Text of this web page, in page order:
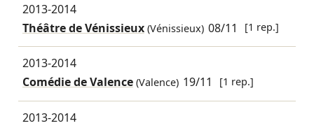
2013-2014
Théâtre de Vénissieux(Vénissieux) 08/11 [1 rep.]
2013-2014
Comédie de Valence(Valence) 19/11 [1 rep.]
2013-2014